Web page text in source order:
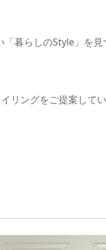
暮らしのStyle」を⾒
リングをご提案してい